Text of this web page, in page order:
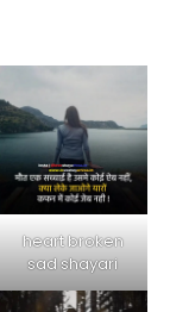
heart broken
sad shayari